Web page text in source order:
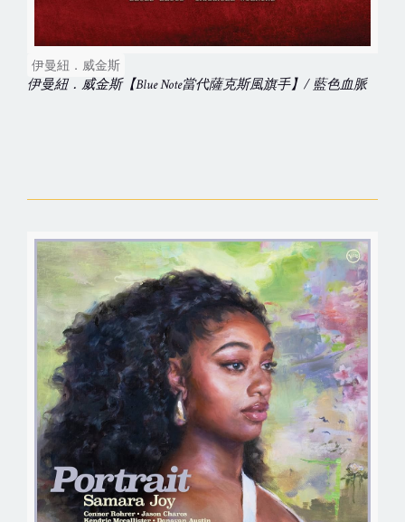
伊曼紐．威金斯
伊曼紐．威金斯【Blue Note當代薩克斯風旗手】/ 藍色血脈